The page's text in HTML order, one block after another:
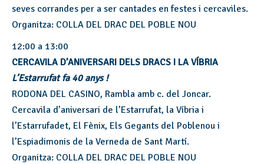
seves corrandes per a ser cantades en festes i cercaviles.
Organitza: COLLA DEL DRAC DEL POBLE NOU
12:00 a 13:00
CERCAVILA D’ANIVERSARI DELS DRACS I LA VÍBRIA
L’Estarrufat fa 40 anys !
RODONA DEL CASINO, Rambla amb c. del Joncar.
Cercavila d’aniversari de l’Estarrufat, la Víbria i
l’Estarrufadet, El Fènix, Els Gegants del Poblenou i
l’Espiadimonis de la Verneda de Sant Martí.
Organitza: COLLA DEL DRAC DEL POBLE NOU